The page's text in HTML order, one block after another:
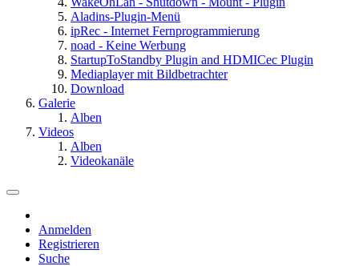
Aladins-Plugin-Menü
ipRec - Internet Fernprogrammierung
noad - Keine Werbung
StartupToStandby Plugin and HDMICec Plugin
Mediaplayer mit Bildbetrachter
Download
Galerie
Alben
Videos
Alben
Videokanäle
Anmelden
Registrieren
Suche